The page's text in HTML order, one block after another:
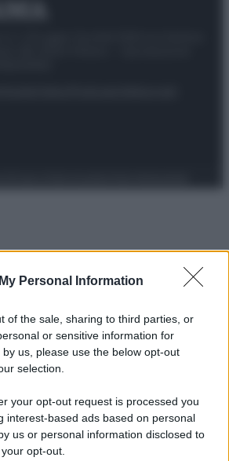
Personal Information
of the sale, sharing to third parties, or
or sensitive information for
us, please use the below opt-out
selection.
your opt-out request is processed you
interest-based ads based on personal
us or personal information disclosed to
opt-out.